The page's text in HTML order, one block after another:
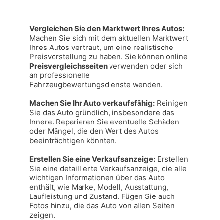
Machen Sie sich mit dem aktuellen Marktwert
Ihres Autos vertraut, um eine realistische
Preisvergleichsseiten verwenden oder sich
an professionelle
Fahrzeugbewertungsdienste wenden.
Machen Sie Ihr Auto verkaufsfähig: Reinigen
Sie das Auto gründlich, insbesondere das
Innere. Reparieren Sie eventuelle Schäden
oder Mängel, die den Wert des Autos
beeinträchtigen könnten.
Erstellen Sie eine Verkaufsanzeige: Erstellen
Sie eine detaillierte Verkaufsanzeige, die alle
wichtigen Informationen über das Auto
enthält, wie Marke, Modell, Ausstattung,
Laufleistung und Zustand. Fügen Sie auch
Fotos hinzu, die das Auto von allen Seiten
zeigen.